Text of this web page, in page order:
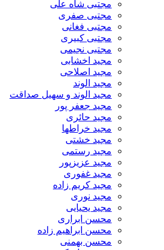
مجتبی شاه علی
مجتبی صفری
مجتبی فغانی
مجتبی کبیری
مجتبی نجیمی
مجید اخشابی
مجید اصلاحی
مجید الوند‎
مجید الوند و سهیل صداقت
مجید جعفر پور
مجید حائری
مجید خراطها
مجید خشتی
مجید رستمی
مجید عزیزپور
مجید غفوری
مجید کریم زاده
مجید نوری
مجید یحیایی
محسن ابراری
محسن ابراهیم زاده
محسن بهمنی